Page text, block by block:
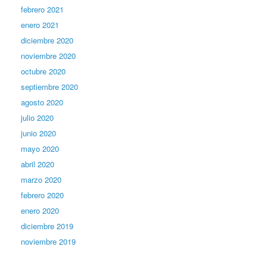
febrero 2021
enero 2021
diciembre 2020
noviembre 2020
octubre 2020
septiembre 2020
agosto 2020
julio 2020
junio 2020
mayo 2020
abril 2020
marzo 2020
febrero 2020
enero 2020
diciembre 2019
noviembre 2019